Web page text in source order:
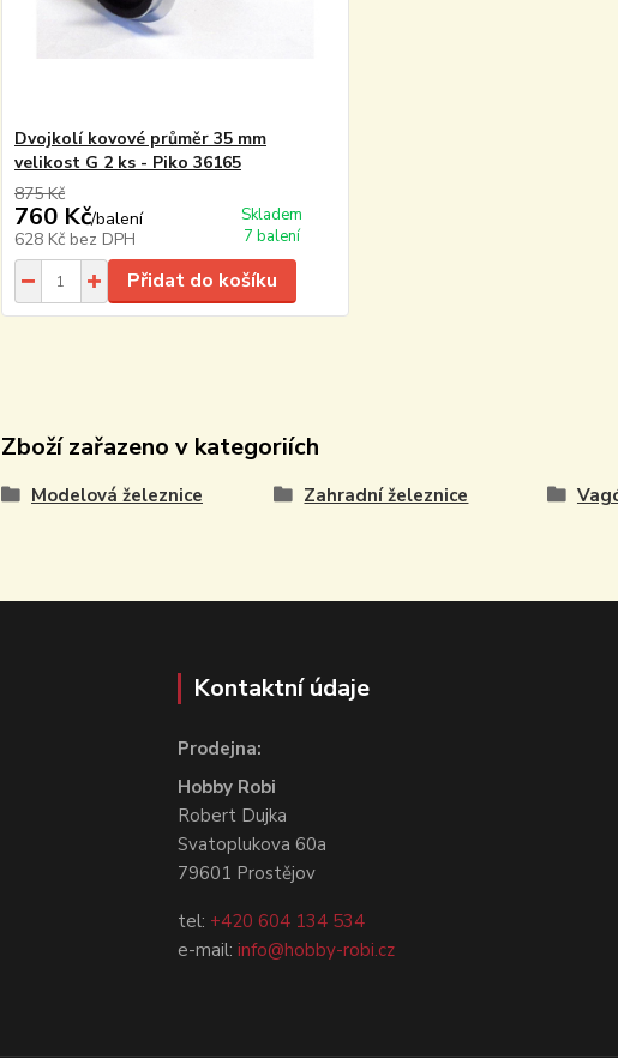
Dvojkolí kovové průměr 35 mm
velikost G 2 ks - Piko 36165
875 Kč
760 Kč/balení
628 Kč bez DPH
Skladem
7 balení
Přidat do košíku
Zboží zařazeno v kategoriích
Modelová železnice Zahradní železnice
Kontaktní údaje
Prodejna:
Hobby Robi
Robert Dujka
Svatoplukova 60a
79601 Prostějov
tel: +420 604 134 534
e-mail:info@hobby-robi.cz